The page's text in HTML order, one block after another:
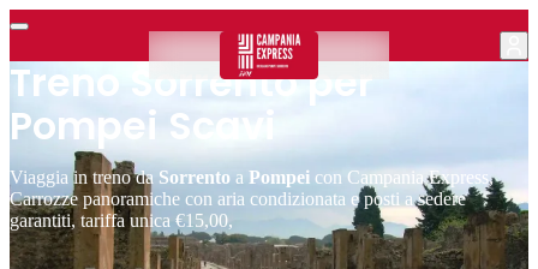
Treno Sorrento per
Pompei Scavi
Viaggia in treno da Sorrento a Pompei con Campania Express,
Carrozze panoramiche con aria condizionata e posti a sedere
garantiti, tariffa unica €15,00,